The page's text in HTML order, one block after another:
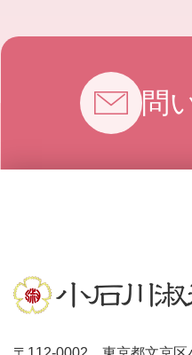
お問